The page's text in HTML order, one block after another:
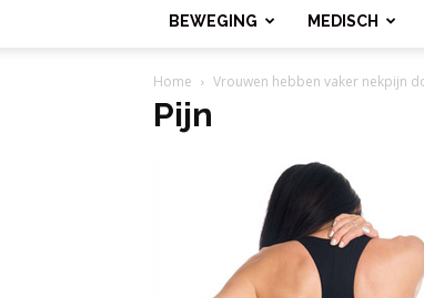
BEWEGING MEDISCH
Home Vrouwen hebben vaker nekpijn
Pijn